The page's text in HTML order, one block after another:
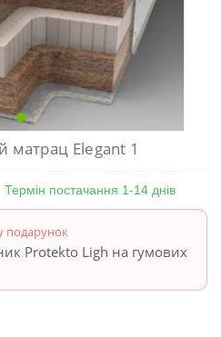
матрац Elegant 1
Термін постачання 1-14 днів
подарунок
Protekto Ligh на гумових